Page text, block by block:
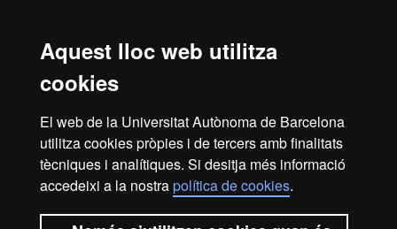
Aquest lloc web utilitza
cookies
El web de la Universitat Autònoma de Barcelona
utilitza cookies pròpies i de tercers amb finalitats
tècniques i analítiques. Si desitja més informació
accedeixi a la nostrapolítica de cookies.
resultat de l’admissió el rebràs, de manera personalitzada, a
l'adreça de correu electrònic que indiquis quan facis la inscripció.
En aquest correu se t’indicarà com has de procedir per
Revisa lasafata de correu brossadel teu correu electrònic. De
vegades, els missatges poden entrar com a correu brossa.